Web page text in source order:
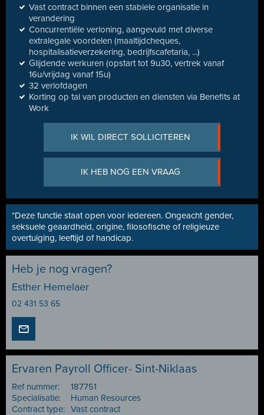
Vast contract binnen een stabiele organisatie in
verandering
Concurrentiële verloning, aangevuld met diverse
extralegale voordelen (maaltijdcheques,
hospitalisatieverzekering, bedrijfscafetaria, ...)
Glijdende werkuren (opstart tot 9u30, vertrek vanaf
16u/vrijdag vanaf 15u)
32 verlofdagen
Korting op tal van producten en diensten via Benefits at
Work
IK WIL DIRECT SOLLICITEREN
IK HEB NOG EEN VRAAG
*Deze functie staat open voor iedereen. Ongeacht gender,
seksuele geaardheid, origine, filosofische of religieuze
overtuiging, leeftijd of handicap.
Heb je nog vragen?
Esther Hemelaer
02 431 53 65
Ervaren Payroll Officer- Sint-Niklaas
Ref nummer:
187751
Specialisatie:
Human Resources
Contract type: Vast contract